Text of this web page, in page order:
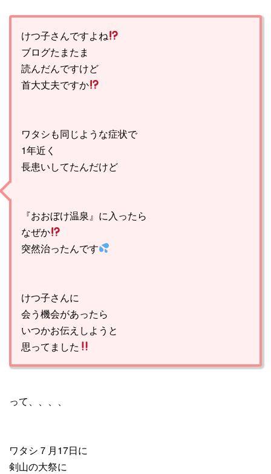
けつ子さんですよね
ブログたまたま
読んだんですけど
首大丈夫ですか
ワタシも同じような症状で
1年近く
長患いしてたんだけど
『おおぼけ温泉』 に入ったら
なぜか
突然治ったんです
けつ子さんに
会う機会があったら
いつかお伝えしようと
思ってました
って、、、、
ワタシ７月17日に
剣山の大祭に